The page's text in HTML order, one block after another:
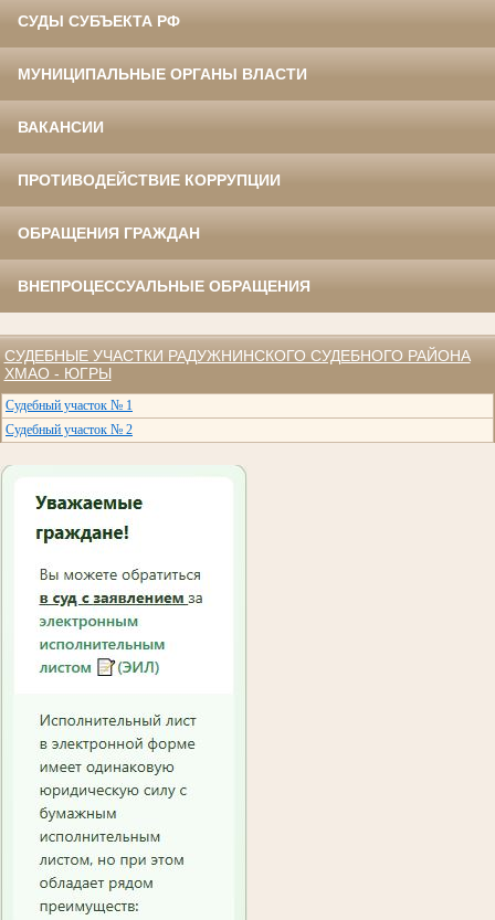
СУДЫ СУБЪЕКТА РФ
МУНИЦИПАЛЬНЫЕ ОРГАНЫ ВЛАСТИ
ВАКАНСИИ
ПРОТИВОДЕЙСТВИЕ КОРРУПЦИИ
ОБРАЩЕНИЯ ГРАЖДАН
ВНЕПРОЦЕССУАЛЬНЫЕ ОБРАЩЕНИЯ
СУДЕБНЫЕ УЧАСТКИ РАДУЖНИНСКОГО СУДЕБНОГО РАЙОНА
ХМАО - ЮГРЫ
Судебный участок № 1
Судебный участок № 2